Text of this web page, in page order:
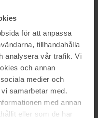
för att anpassa
tillhandahålla
analysera vår trafik. Vi
och annan
medier och
samarbetar med.
med annan
eller som de har
än 4,5 m.